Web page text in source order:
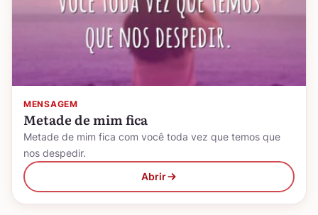
MENSAGEM
Metade de mim fica
Metade de mim fica com você toda vez que temos que
nos despedir.
Abrir